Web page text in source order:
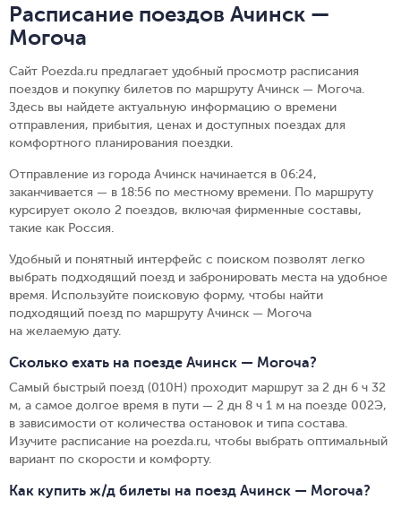
Расписание поездов Ачинск —
Могоча
Сайт Poezda.ru предлагает удобный просмотр расписания
поездов и покупку билетов по маршруту Ачинск — Могоча.
Здесь вы найдете актуальную информацию о времени
отправления, прибытия, ценах и доступных поездах для
комфортного планирования поездки.
Отправление из города Ачинск начинается в 06:24,
заканчивается — в 18:56 по местному времени. По маршруту
курсирует около 2 поездов, включая фирменные составы,
такие как Россия.
Удобный и понятный интерфейс с поиском позволят легко
выбрать подходящий поезд и забронировать места на удобное
время. Используйте поисковую форму, чтобы найти
подходящий поезд по маршруту Ачинск — Могоча
на желаемую дату.
Сколько ехать на поезде Ачинск — Могоча?
Самый быстрый поезд (010Н) проходит маршрут за 2 дн 6 ч 32
м, а самое долгое время в пути — 2 дн 8 ч 1 м на поезде 002Э,
в зависимости от количества остановок и типа состава.
Изучите расписание на poezda.ru, чтобы выбрать оптимальный
вариант по скорости и комфорту.
Как купить ж/д билеты на поезд Ачинск — Могоча?